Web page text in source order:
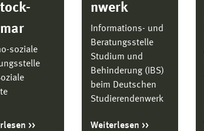
soziale
nwerk
Informations- und
Beratungsstelle
Studium und
Behinderung (IBS)
beim Deutschen
Studierendenwerk
Weiterlesen